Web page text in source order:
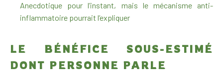
Anecdotique pour l’instant, mais le mécanisme anti-
inflammatoire pourrait l’expliquer
LE BÉNÉFICE SOUS-ESTIMÉ
DONT PERSONNE PARLE